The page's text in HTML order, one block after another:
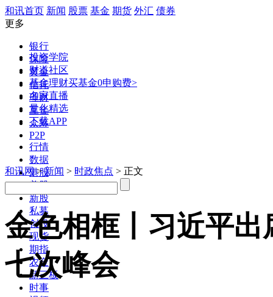
和讯首页 新闻 股票 基金 期货 外汇 债券
更多
银行
保险
黄金
信托
理财
互金
众筹
P2P
行情
数据
港股
美股
新股
私募
创投
现货
期指
农金
新三板
时事
投资学院
财道社区
基金理财买基金0申购费>
名家直播
量化精选
下载APP
和讯网>新闻 > 时政焦点 > 正文
金色相框丨习近平
七次峰会